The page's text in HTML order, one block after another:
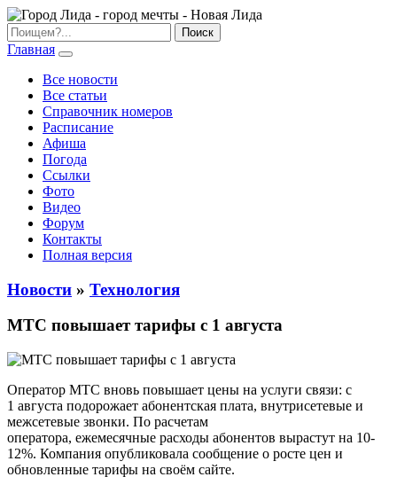
Главная
Все новости
Все статьи
Справочник номеров
Расписание
Афиша
Погода
Ссылки
Фото
Видео
Форум
Контакты
Полная версия
Новости » Технология
МТС повышает тарифы с 1 августа
Оператор МТС вновь повышает цены на услуги связи: с
1 августа подорожает абонентская плата, внутрисетевые и
межсетевые звонки. По расчетам
оператора, ежемесячные расходы абонентов вырастут на 10-
12%. Компания опубликовала сообщение о росте цен и
обновленные тарифы на своём сайте.